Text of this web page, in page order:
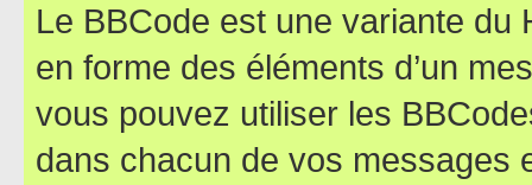
Le BBCode est une variante du
en forme des éléments d’un
vous pouvez utiliser les
dans chacun de vos messages